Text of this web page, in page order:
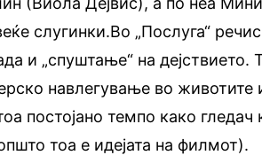
слугинки.Во „Послуга“
и „спуштање“ на дејствието.
навлегување во животите
постојано темпо како
тоа е идејата на филмот).